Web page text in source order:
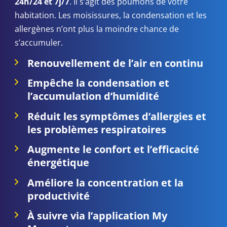
habitation. Les moisissures, la condensation et les
allergènes n’ont plus la moindre chance de
s’accumuler.
Renouvellement de l’air en continu
Empêche la condensation et
l’accumulation d’humidité
Réduit les symptômes d’allergies et
les problèmes respiratoires
Augmente le confort et l’efficacité
énergétique
Améliore la concentration et la
productivité
À suivre via l’application My